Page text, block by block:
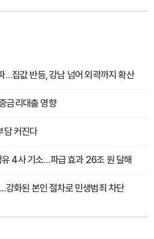
집값 반등, 강남 넘어 외곽까지 확산
금리대출 영향
담 커진다
유 4사 기소…파급 효과 26조 원 달해
강화된 본인 절차로 민생범죄 차단